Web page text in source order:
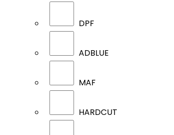
DPF
ADBLUE
MAF
HARDCUT